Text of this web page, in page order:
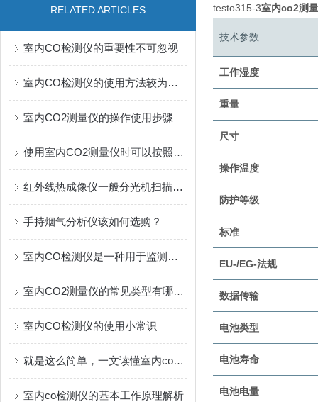
RELATED ARTICLES
室内CO检测仪的重要性不可忽视
室内CO检测仪的使用方法较为简便
室内CO2测量仪的操作使用步骤
使用室内CO2测量仪时可以按照以下步骤进行
红外线热成像仪一般分光机扫描成像系统和非扫描成像系统
手持烟气分析仪该如何选购？
室内CO检测仪是一种用于监测空气中一氧化碳浓度的电子设备
室内CO2测量仪的常见类型有哪些？
室内CO检测仪的使用小常识
就是这么简单，一文读懂室内co检测仪
室内co检测仪的基本工作原理解析
testo315-3室内co2测
技术参数
工作湿度
重量
尺寸
操作温度
防护等级
标准
EU-/EG-法规
数据传输
电池类型
电池寿命
电池电量